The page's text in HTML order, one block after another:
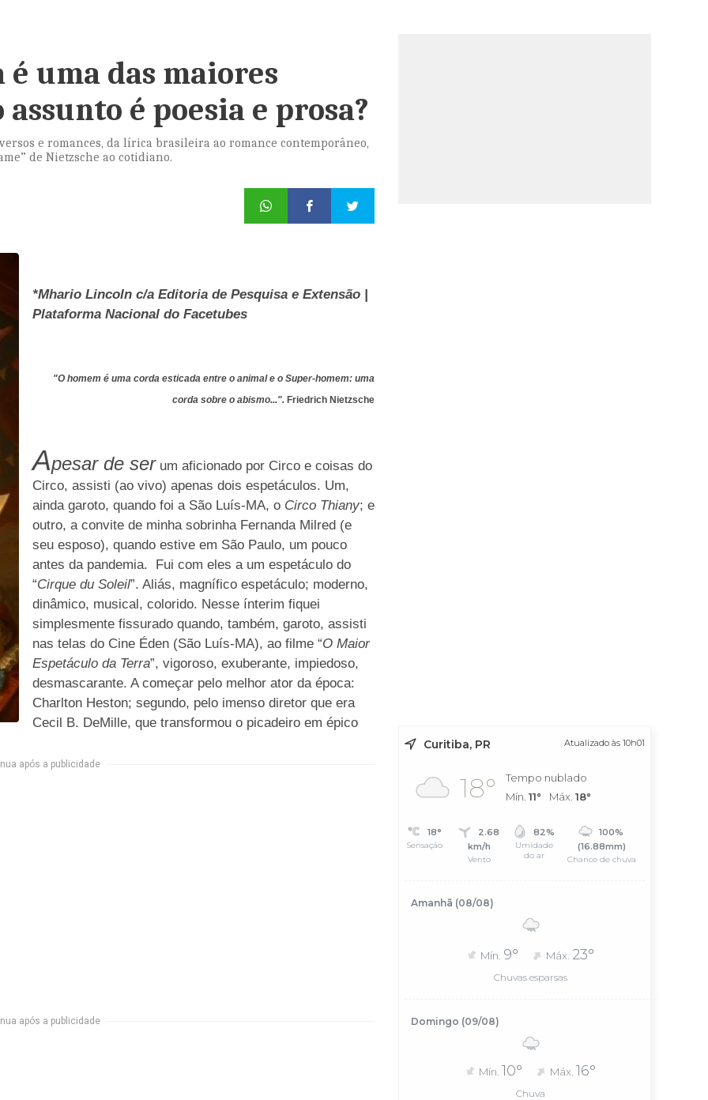
uma das maiores
é poesia e prosa?
e romances, da lírica brasileira ao romance contemporâneo,
de Nietzsche ao cotidiano.
*Mhario Lincoln c/a Editoria de Pesquisa e Extensão |
Plataforma Nacional do Facetubes
após a publicidade
após a publicidade
"O homem é uma corda esticada entre o animal e o Super-homem: uma
corda sobre o abismo...". Friedrich Nietzsche
Apesar de serum aficionado por Circo e coisas do
Circo, assisti (ao vivo) apenas dois espetáculos. Um,
ainda garoto, quando foi a São Luís-MA, o Circo Thiany; e
outro, a convite de minha sobrinha Fernanda Milred (e
seu esposo), quando estive em São Paulo, um pouco
antes da pandemia. Fui com eles a um espetáculo do
“Cirque du Soleil”. Aliás, magnífico espetáculo; moderno,
dinâmico, musical, colorido. Nesse ínterim fiquei
simplesmente fissurado quando, também, garoto, assisti
nas telas do Cine Éden (São Luís-MA), ao filme “O Maior
Espetáculo da Terra”, vigoroso, exuberante, impiedoso,
desmascarante. A começar pelo melhor ator da época:
Charlton Heston; segundo, pelo imenso diretor que era
Cecil B. DeMille, que transformou o picadeiro em épico
Curitiba, PR Atualizado às 10h01
18°
Tempo nublado
Mín. 11° Máx. 18°
18°
Sensação
2.68
km/h
Vento
82%
Umidade
do ar
100%
(16.88mm)
Chance de chuva
Amanhã (08/08)
Mín. 9° Máx. 23°
Chuvas esparsas
Domingo (09/08)
Mín. 10° Máx. 16°
Chuva